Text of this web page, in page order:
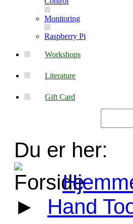
Monitoring
Raspberry Pi
Workshops
Literature
Gift Card
Du er her:
►
Hand